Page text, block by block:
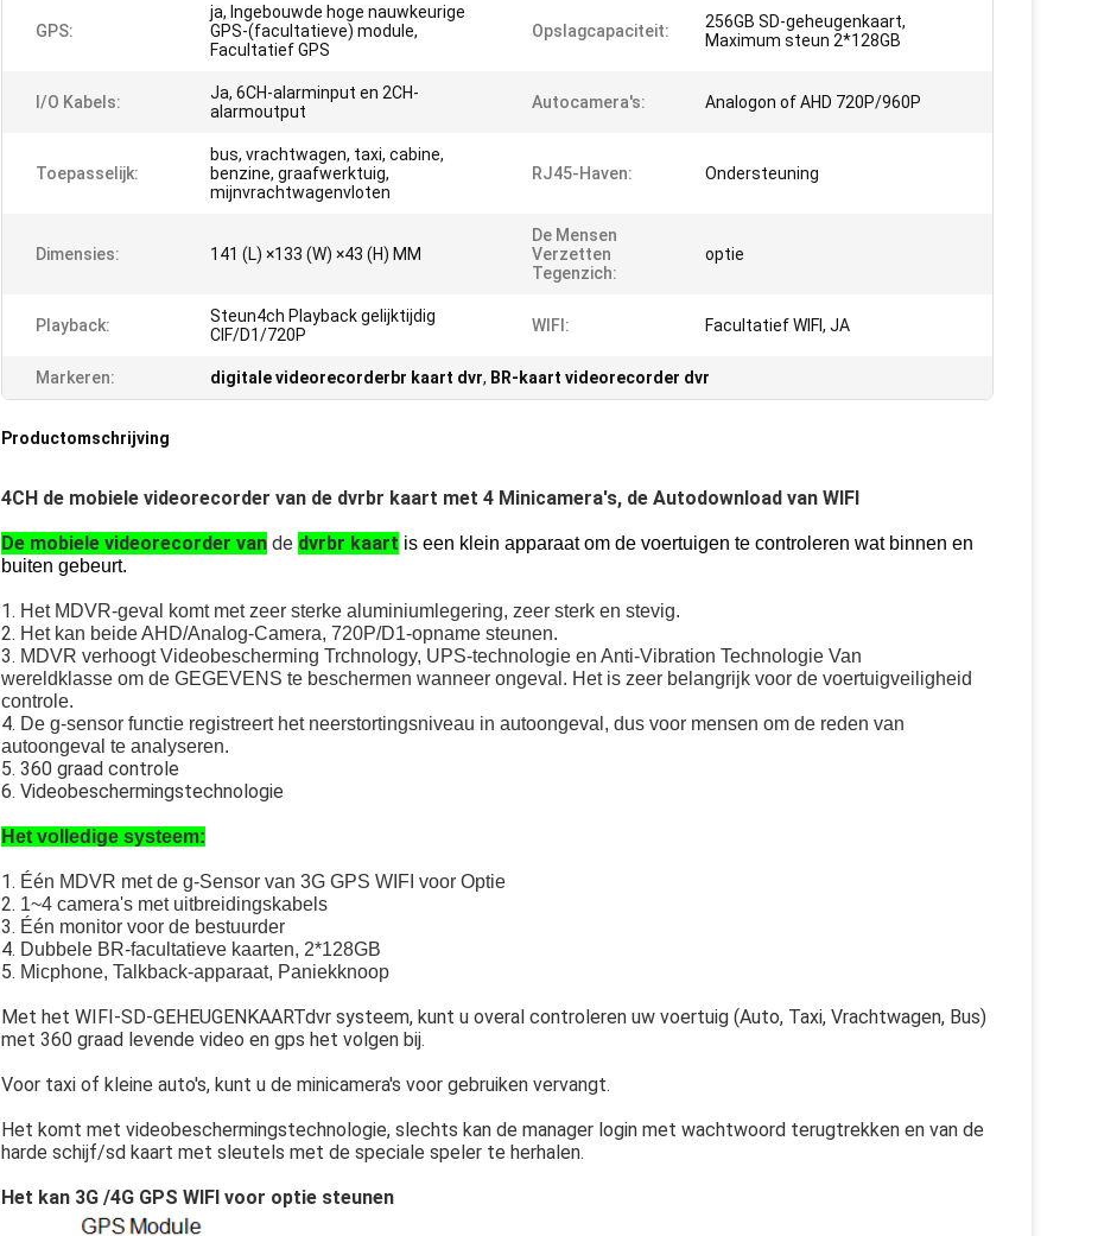
GPS:
ja, Ingebouwde hoge nauwkeurige
GPS-(facultatieve) module,
Facultatief GPS
Opslagcapaciteit:
256GB SD-geheugenkaart,
Maximum steun 2*128GB
I/O Kabels:
Ja, 6CH-alarminput en 2CH-
alarmoutput
Autocamera's: Analogon of AHD 720P/960P
Toepasselijk:
bus, vrachtwagen, taxi, cabine,
benzine, graafwerktuig,
mijnvrachtwagenvloten
RJ45-Haven: Ondersteuning
Dimensies: 141 (L) ×133 (W) ×43 (H) MM
De Mensen
Verzetten
Tegenzich:
optie
Playback:
Steun4ch Playback gelijktijdig
CIF/D1/720P
WIFI: Facultatief WIFI, JA
Markeren: digitale videorecorderbr kaart dvr, BR-kaart videorecorder dvr
Productomschrijving
4CH de mobiele videorecorder van de dvrbr kaart met 4 Minicamera's, de Autodownload van WIFI
De mobiele videorecorder van de dvrbr kaart is een klein apparaat om de voertuigen te controleren wat binnen en
buiten gebeurt.
1. Het MDVR-geval komt met zeer sterke aluminiumlegering, zeer sterk en stevig.
2. Het kan beide AHD/Analog-Camera, 720P/D1-opname steunen.
3. MDVR verhoogt Videobescherming Trchnology, UPS-technologie en Anti-Vibration Technologie Van
wereldklasse om de GEGEVENS te beschermen wanneer ongeval. Het is zeer belangrijk voor de voertuigveiligheid
controle.
4. De g-sensor functie registreert het neerstortingsniveau in autoongeval, dus voor mensen om de reden van
autoongeval te analyseren.
5. 360 graad controle
6. Videobeschermingstechnologie
Het volledige systeem:
1. Één MDVR met de g-Sensor van 3G GPS WIFI voor Optie
2. 1~4 camera's met uitbreidingskabels
3. Één monitor voor de bestuurder
4. Dubbele BR-facultatieve kaarten, 2*128GB
5. Micphone, Talkback-apparaat, Paniekknoop
Met het WIFI-SD-GEHEUGENKAARTdvr systeem, kunt u overal controleren uw voertuig (Auto, Taxi, Vrachtwagen, Bus)
met 360 graad levende video en gps het volgen bij.
Voor taxi of kleine auto's, kunt u de minicamera's voor gebruiken vervangt.
Het komt met videobeschermingstechnologie, slechts kan de manager login met wachtwoord terugtrekken en van de
harde schijf/sd kaart met sleutels met de speciale speler te herhalen.
Het kan 3G /4G GPS WIFI voor optie steunen